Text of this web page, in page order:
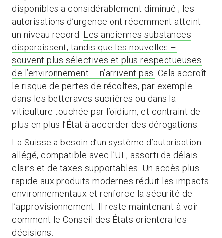
disponibles a considérablement diminué ; les
autorisations d’urgence ont récemment atteint
un niveau record. Les anciennes substances
disparaissent, tandis que les nouvelles –
souvent plus sélectives et plus respectueuses
de l’environnement – n’arrivent pas. Cela accroît
le risque de pertes de récoltes, par exemple
dans les betteraves sucrières ou dans la
viticulture touchée par l’oïdium, et contraint de
plus en plus l’État à accorder des dérogations.
La Suisse a besoin d’un système d’autorisation
allégé, compatible avec l’UE, assorti de délais
clairs et de taxes supportables. Un accès plus
rapide aux produits modernes réduit les impacts
environnementaux et renforce la sécurité de
l’approvisionnement. Il reste maintenant à voir
comment le Conseil des États orientera les
décisions.